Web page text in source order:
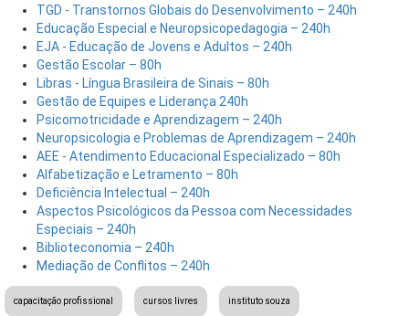
TGD - Transtornos Globais do Desenvolvimento – 240h
Educação Especial e Neuropsicopedagogia – 240h
EJA - Educação de Jovens e Adultos – 240h
Gestão Escolar – 80h
Libras - Língua Brasileira de Sinais – 80h
Gestão de Equipes e Liderança 240h
Psicomotricidade e Aprendizagem – 240h
Neuropsicologia e Problemas de Aprendizagem – 240h
AEE - Atendimento Educacional Especializado – 80h
Alfabetização e Letramento – 80h
Deficiência Intelectual – 240h
Aspectos Psicológicos da Pessoa com Necessidades
Especiais – 240h
Biblioteconomia – 240h
Mediação de Conflitos – 240h
capacitação profissional cursos livres instituto souza